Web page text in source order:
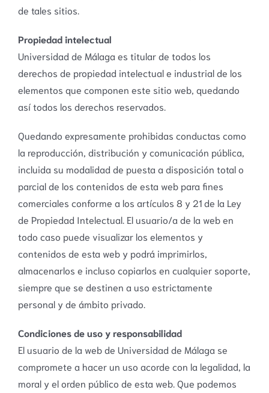
de tales sitios.
Propiedad intelectual
Universidad de Málaga es titular de todos los
derechos de propiedad intelectual e industrial de los
elementos que componen este sitio web, quedando
así todos los derechos reservados.
Quedando expresamente prohibidas conductas como
la reproducción, distribución y comunicación pública,
incluida su modalidad de puesta a disposición total o
parcial de los contenidos de esta web para fines
comerciales conforme a los artículos 8 y 21 de la Ley
de Propiedad Intelectual. El usuario/a de la web en
todo caso puede visualizar los elementos y
contenidos de esta web y podrá imprimirlos,
almacenarlos e incluso copiarlos en cualquier soporte,
siempre que se destinen a uso estrictamente
personal y de ámbito privado.
Condiciones de uso y responsabilidad
El usuario de la web de Universidad de Málaga se
compromete a hacer un uso acorde con la legalidad, la
moral y el orden público de esta web. Que podemos